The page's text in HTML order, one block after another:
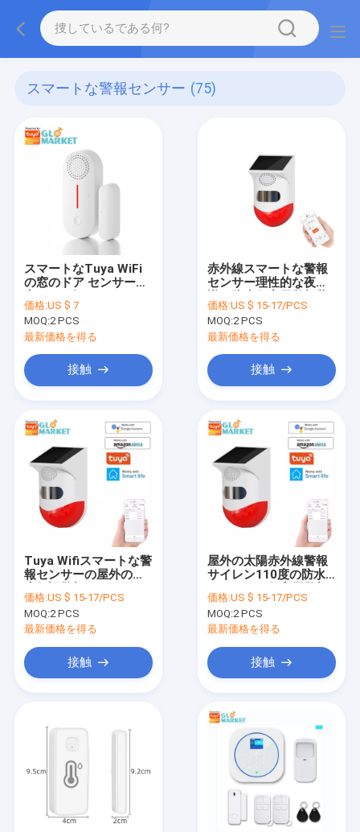
スマートな警報センサー (75)
スマートなTuya WiFi
の窓のドア センサーの
キュリティー警報
価格:US $ 7
MOQ:2 PCS
最新価格を得る
接触
赤外線スマートな警報
センサー理性的な夜認
置
価格:US $ 15-17/PCS
MOQ:2 PCS
最新価格を得る
接触
Tuya Wifiスマートな警
報センサーの屋外の防
価格:US $ 15-17/PCS
MOQ:2 PCS
最新価格を得る
接触
屋外の太陽赤外線警報
サイレン110度の防水
装置
価格:US $ 15-17/PCS
MOQ:2 PCS
最新価格を得る
接触